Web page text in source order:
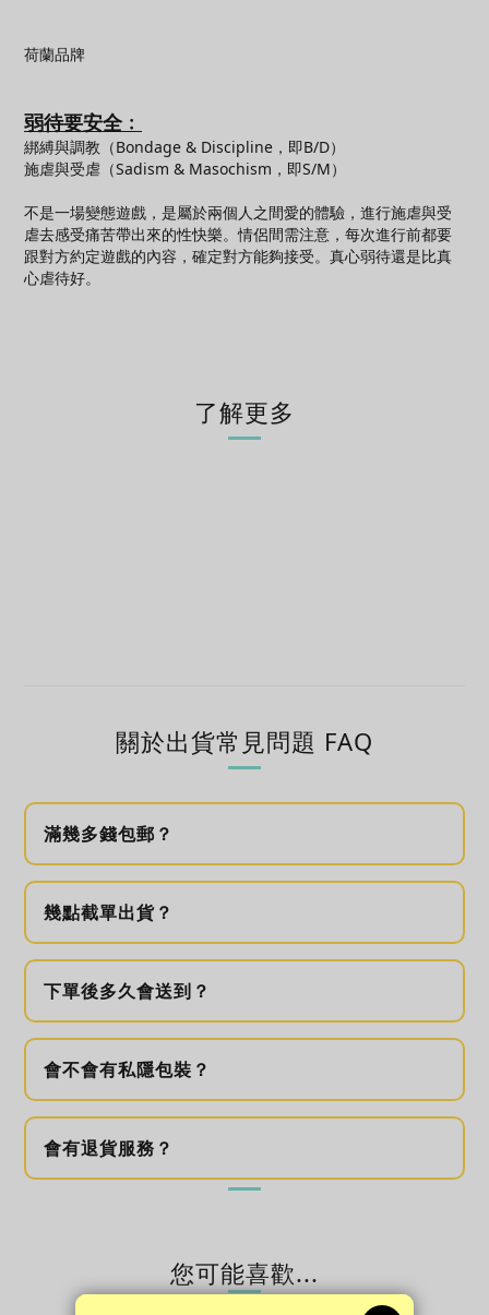
荷蘭品牌
弱待要安全﹕
綁縛與調教（Bondage & Discipline，即B/D）
施虐與受虐（Sadism & Masochism，即S/M）
不是一場變態遊戲，是屬於兩個人之間愛的體驗，進行施虐與受
虐去感受痛苦帶出來的性快樂。情侶間需注意，每次進行前都要
跟對方約定遊戲的內容，確定對方能夠接受。真心弱待還是比真
心虐待好。
了解更多
關於出貨常見問題 FAQ
滿幾多錢包郵？
幾點截單出貨？
下單後多久會送到？
會不會有私隱包裝？
會有退貨服務？
您可能喜歡...